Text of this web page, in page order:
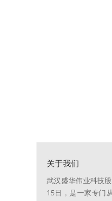
关于我们
武汉盛华伟业科技
15日，是一家专门